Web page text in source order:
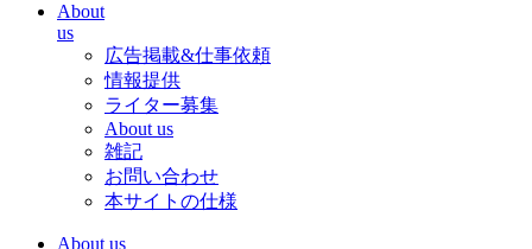
About
us
広告掲載&仕事依頼
情報提供
ライター募集
About us
雑記
お問い合わせ
本サイトの仕様
About us